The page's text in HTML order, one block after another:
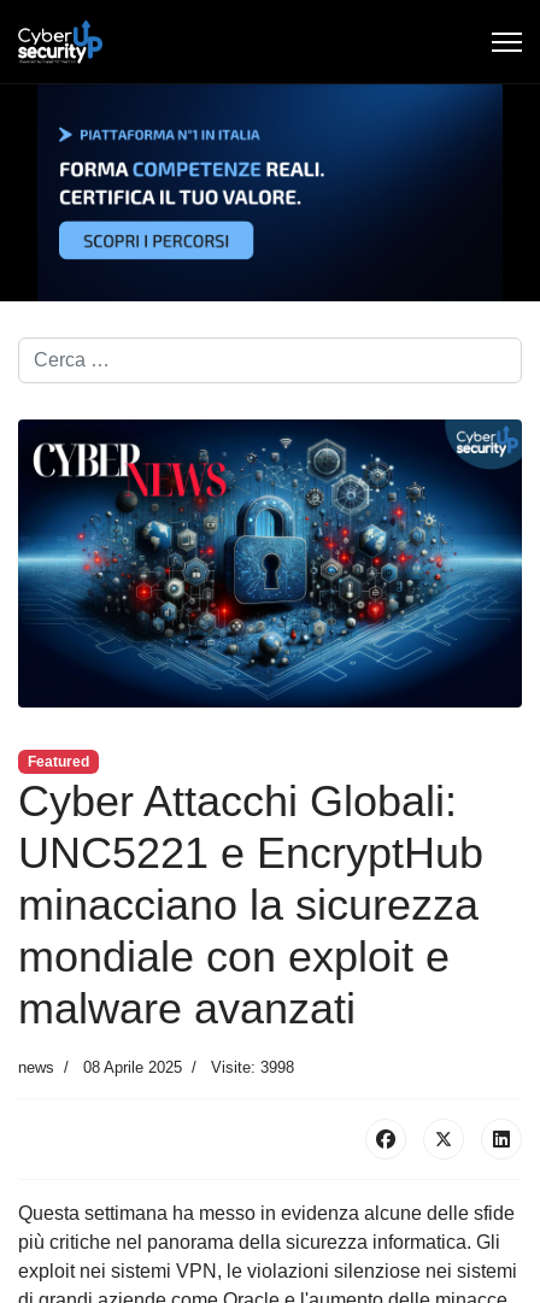
Cerca nel blog...
Featured
Cyber Attacchi Globali:
UNC5221 e EncryptHub
minacciano la sicurezza
mondiale con exploit e
malware avanzati
news 08 Aprile 2025 Visite: 3998
Questa settimana ha messo in evidenza alcune delle sfide
più critiche nel panorama della sicurezza informatica. Gli
exploit nei sistemi VPN, le violazioni silenziose nei sistemi